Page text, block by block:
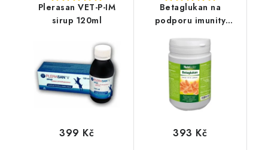
Plerasan VET-P-IM
sirup 120ml
399 Kč
Betaglukan na
podporu imunity
393 Kč